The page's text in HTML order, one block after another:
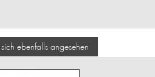
ebenfalls angesehen